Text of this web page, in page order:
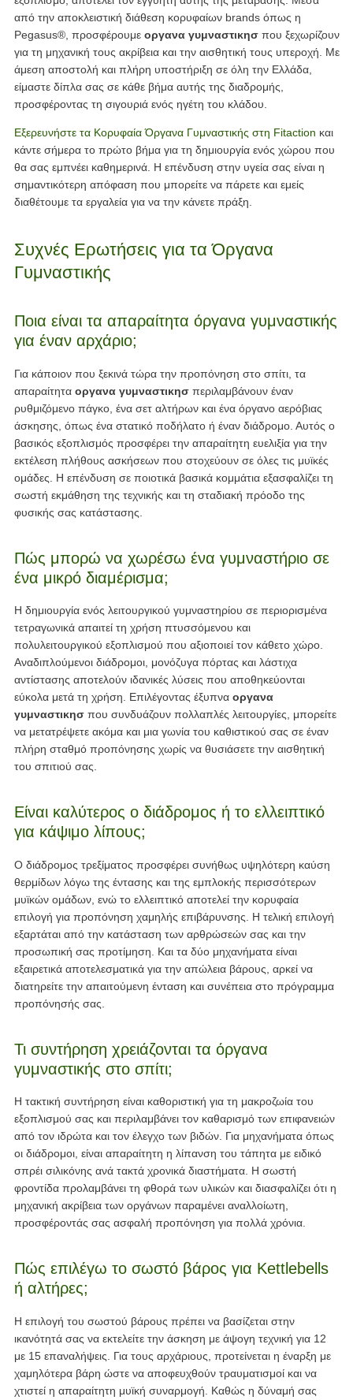
από την αποκλειστική διάθεση κορυφαίων brands όπως η
Pegasus®, προσφέρουμε οργανα γυμναστικησπου ξεχωρίζουν
για τη μηχανική τους ακρίβεια και την αισθητική τους υπεροχή. Με
άμεση αποστολή και πλήρη υποστήριξη σε όλη την Ελλάδα,
είμαστε δίπλα σας σε κάθε βήμα αυτής της διαδρομής,
προσφέροντας τη σιγουριά ενός ηγέτη του κλάδου.
Εξερευνήστε τα Κορυφαία Όργανα Γυμναστικής στη Fitaction και
κάντε σήμερα το πρώτο βήμα για τη δημιουργία ενός χώρου που
θα σας εμπνέει καθημερινά. Η επένδυση στην υγεία σας είναι η
σημαντικότερη απόφαση που μπορείτε να πάρετε και εμείς
διαθέτουμε τα εργαλεία για να την κάνετε πράξη.
Συχνές Ερωτήσεις για τα Όργανα
Γυμναστικής
Ποια είναι τα απαραίτητα όργανα γυμναστικής
για έναν αρχάριο;
Για κάποιον που ξεκινά τώρα την προπόνηση στο σπίτι, τα
απαραίτητα οργανα γυμναστικησπεριλαμβάνουν έναν
ρυθμιζόμενο πάγκο, ένα σετ αλτήρων και ένα όργανο αερόβιας
άσκησης, όπως ένα στατικό ποδήλατο ή έναν διάδρομο. Αυτός ο
βασικός εξοπλισμός προσφέρει την απαραίτητη ευελιξία για την
εκτέλεση πλήθους ασκήσεων που στοχεύουν σε όλες τις μυϊκές
ομάδες. Η επένδυση σε ποιοτικά βασικά κομμάτια εξασφαλίζει τη
σωστή εκμάθηση της τεχνικής και τη σταδιακή πρόοδο της
φυσικής σας κατάστασης.
Πώς μπορώ να χωρέσω ένα γυμναστήριο σε
ένα μικρό διαμέρισμα;
Η δημιουργία ενός λειτουργικού γυμναστηρίου σε περιορισμένα
τετραγωνικά απαιτεί τη χρήση πτυσσόμενου και
πολυλειτουργικού εξοπλισμού που αξιοποιεί τον κάθετο χώρο.
Αναδιπλούμενοι διάδρομοι, μονόζυγα πόρτας και λάστιχα
αντίστασης αποτελούν ιδανικές λύσεις που αποθηκεύονται
εύκολα μετά τη χρήση. Επιλέγοντας έξυπνα οργανα
γυμναστικησπου συνδυάζουν πολλαπλές λειτουργίες, μπορείτε
να μετατρέψετε ακόμα και μια γωνία του καθιστικού σας σε έναν
πλήρη σταθμό προπόνησης χωρίς να θυσιάσετε την αισθητική
του σπιτιού σας.
Είναι καλύτερος ο διάδρομος ή το ελλειπτικό
για κάψιμο λίπους;
Ο διάδρομος τρεξίματος προσφέρει συνήθως υψηλότερη καύση
θερμίδων λόγω της έντασης και της εμπλοκής περισσότερων
μυϊκών ομάδων, ενώ το ελλειπτικό αποτελεί την κορυφαία
επιλογή για προπόνηση χαμηλής επιβάρυνσης. Η τελική επιλογή
εξαρτάται από την κατάσταση των αρθρώσεών σας και την
προσωπική σας προτίμηση. Και τα δύο μηχανήματα είναι
εξαιρετικά αποτελεσματικά για την απώλεια βάρους, αρκεί να
διατηρείτε την απαιτούμενη ένταση και συνέπεια στο πρόγραμμα
προπόνησής σας.
Τι συντήρηση χρειάζονται τα όργανα
γυμναστικής στο σπίτι;
Η τακτική συντήρηση είναι καθοριστική για τη μακροζωία του
εξοπλισμού σας και περιλαμβάνει τον καθαρισμό των επιφανειών
από τον ιδρώτα και τον έλεγχο των βιδών. Για μηχανήματα όπως
οι διάδρομοι, είναι απαραίτητη η λίπανση του τάπητα με ειδικό
σπρέι σιλικόνης ανά τακτά χρονικά διαστήματα. Η σωστή
φροντίδα προλαμβάνει τη φθορά των υλικών και διασφαλίζει ότι η
μηχανική ακρίβεια των οργάνων παραμένει αναλλοίωτη,
προσφέροντάς σας ασφαλή προπόνηση για πολλά χρόνια.
Πώς επιλέγω το σωστό βάρος για Kettlebells
ή αλτήρες;
Η επιλογή του σωστού βάρους πρέπει να βασίζεται στην
ικανότητά σας να εκτελείτε την άσκηση με άψογη τεχνική για 12
με 15 επαναλήψεις. Για τους αρχάριους, προτείνεται η έναρξη με
χαμηλότερα βάρη ώστε να αποφευχθούν τραυματισμοί και να
χτιστεί η απαραίτητη μυϊκή συναρμογή. Καθώς η δύναμή σας